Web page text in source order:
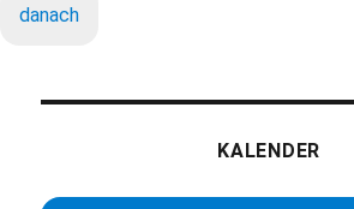
danach
KALENDER